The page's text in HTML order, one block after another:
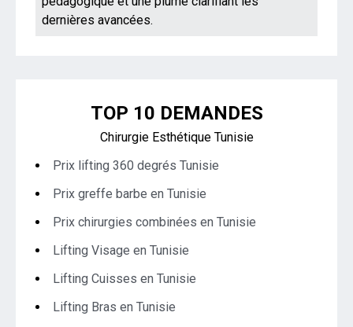
dernières avancées.
TOP 10 DEMANDES
Chirurgie Esthétique Tunisie
Prix lifting 360 degrés Tunisie
Prix greffe barbe en Tunisie
Prix chirurgies combinées en Tunisie
Lifting Visage en Tunisie
Lifting Cuisses en Tunisie
Lifting Bras en Tunisie